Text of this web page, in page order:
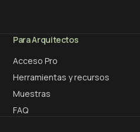
Para Arquitectos
Acceso Pro
Herramientas y recursos
Muestras
FAQ